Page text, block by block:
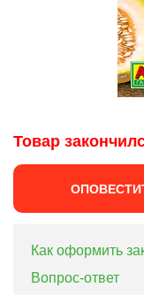
Товар
Как оформить
Вопрос-ответ